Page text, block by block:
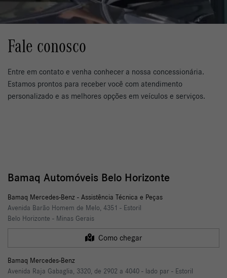
Fale conosco
Entre em contato e venha conhecer a nossa concessionária.
Estamos prontos para receber você com atendimento
personalizado e as melhores opções em veículos e serviços.
Bamaq Automóveis Belo Horizonte
Bamaq Mercedes-Benz - Assistência Técnica e Peças
Avenida Barão Homem de Melo, 4351 - Estoril
Belo Horizonte - Minas Gerais
Como chegar
Bamaq Mercedes-Benz
Avenida Raja Gabaglia, 3320, de 2902 a 4040 - lado par - Estoril